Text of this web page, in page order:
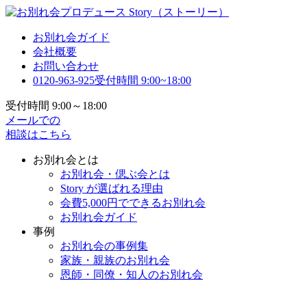
お別れ会ガイド
会社概要
お問い合わせ
0120-963-925受付時間 9:00~18:00
受付時間 9:00～18:00
メールでの
相談はこちら
お別れ会とは
お別れ会・偲ぶ会とは
Story が選ばれる理由
会費5,000円でできるお別れ会
お別れ会ガイド
事例
お別れ会の事例集
家族・親族のお別れ会
恩師・同僚・知人のお別れ会